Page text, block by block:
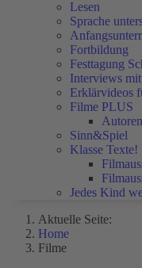
Lesen
Sprache
Fortbildung
Festtagung
Interviews
Erklärvideos
Filme PLUS
Sinn&Spiel
Klasse Texte!
Jedes Kind
Aktuelle Seite:
Home
Filme